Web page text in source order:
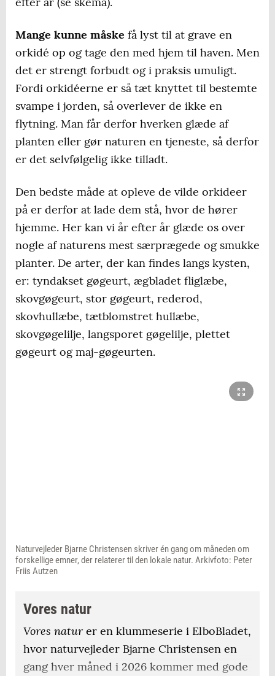
Mange kunne måske få lyst til at grave en
orkidé op og tage den med hjem til haven. Men
det er strengt forbudt og i praksis umuligt.
Fordi orkidéerne er så tæt knyttet til bestemte
svampe i jorden, så overlever de ikke en
flytning. Man får derfor hverken glæde af
planten eller gør naturen en tjeneste, så derfor
er det selvfølgelig ikke tilladt.
Den bedste måde at opleve de vilde orkideer
på er derfor at lade dem stå, hvor de hører
hjemme. Her kan vi år efter år glæde os over
nogle af naturens mest særprægede og smukke
planter. De arter, der kan findes langs kysten,
er: tyndakset gøgeurt, ægbladet fliglæbe,
skovgøgeurt, stor gøgeurt, rederod,
skovhullæbe, tætblomstret hullæbe,
skovgøgelilje, langsporet gøgelilje, plettet
gøgeurt og maj-gøgeurten.
Naturvejleder Bjarne Christensen skriver én gang om måneden om
forskellige emner, der relaterer til den lokale natur. Arkivfoto: Peter
Friis Autzen
Vores natur
Vores naturer en klummeserie i ElboBladet,
hvor naturvejleder Bjarne Christensen en
gang hver måned i 2026 kommer med gode